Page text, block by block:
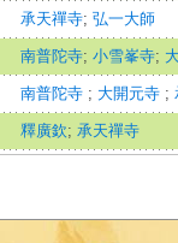
承天禪寺; 弘一大師
南普陀寺; 小雪峯寺;
南普陀寺 ; 大開元寺 ;
釋廣欽; 承天禪寺